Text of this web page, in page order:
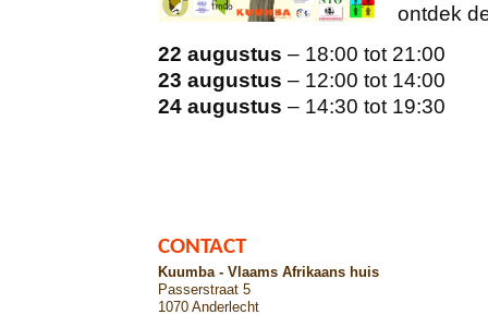
ontdek
22 augustus – 18:00 tot 21:00
23 augustus – 12:00 tot 14:00
24 augustus – 14:30 tot 19:30
CONTACT
Kuumba - Vlaams Afrikaans huis
Passerstraat 5
1070 Anderlecht